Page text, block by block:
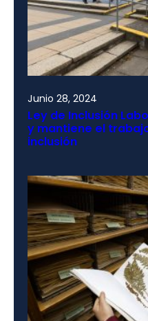
Junio 28, 2024
Ley de Inclusión
y mantiene el
inclusión